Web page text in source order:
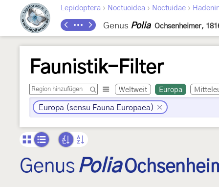
Lepidoptera › Noctuoidea › Noctuidae ›
Genus Polia Ochsenheimer,
Faunistik-Filter
Weltweit Europa
Europa (sensu Fauna Europaea)
Genus Polia